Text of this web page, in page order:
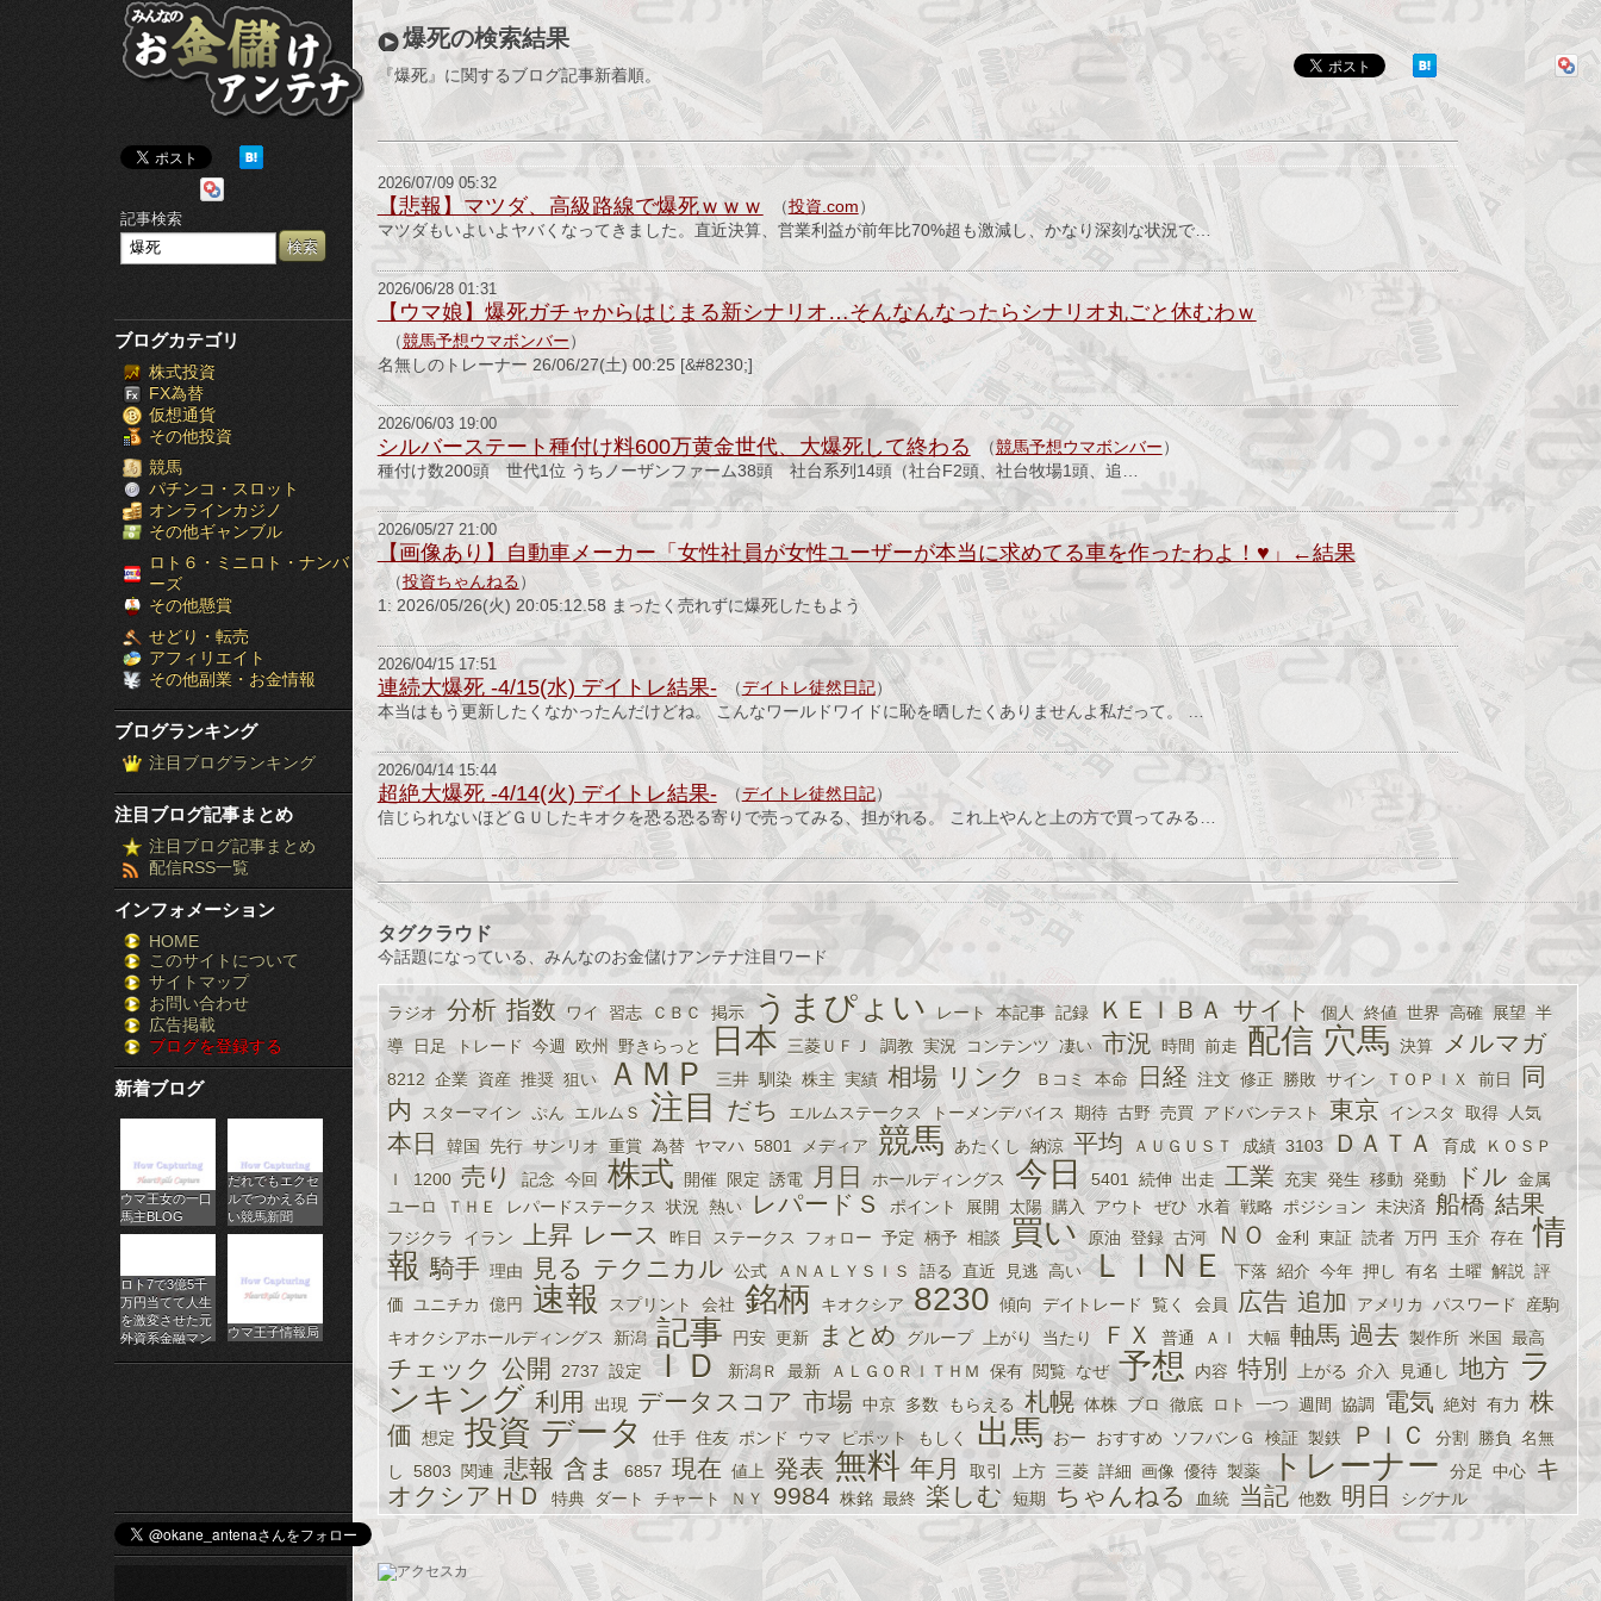
み
ん
な
の
お
金
儲
け
ア
ン
テ
ナ
［ブ
ロ
グ
ラ
ン
キ
ン
グ］-
株
FX
競
馬
パ
チ
ス
ロ
オ
ン
ラ
イ
ン
カ
ジ
記事検索
ブログカテゴリ
株式投資
FX為替
仮想通貨
その他投資
競馬
パチンコ・スロット
オンラインカジノ
その他ギャンブル
ロト６・ミニロト・ナンバ
ーズ
その他懸賞
せどり・転売
アフィリエイト
その他副業・お金情報
ブログランキング
注目ブログランキング
注目ブログ記事まとめ
注目ブログ記事まとめ
配信RSS一覧
インフォメーション
HOME
このサイトについて
サイトマップ
お問い合わせ
広告掲載
ブログを登録する
新着ブログ
ウマ王女の一口
馬主BLOG
だれでもエクセ
ルでつかえる白
い競馬新聞
ロト7で3億5千
万円当てて人生
を激変させた元
外資系金融マン
ウマ王子情報局
爆死の検索結果
『爆死』に関するブログ記事新着順。
2026/07/09 05:32
【悲報】マツダ、高級路線で爆死ｗｗｗ （投資.com）
マツダもいよいよヤバくなってきました。直近決算、営業利益が前年比70%超も激減し、かなり深刻な状況で…
2026/06/28 01:31
【ウマ娘】爆死ガチャからはじまる新シナリオ…そんなんなったらシナリオ丸ごと休むわｗ
（競馬予想ウマボンバー）
名無しのトレーナー 26/06/27(土) 00:25 [&#8230;]
2026/06/03 19:00
シルバーステート種付け料600万黄金世代、大爆死して終わる （競馬予想ウマボンバー）
種付け数200頭 世代1位 うちノーザンファーム38頭 社台系列14頭（社台F2頭、社台牧場1頭、追…
2026/05/27 21:00
【画像あり】自動車メーカー「女性社員が女性ユーザーが本当に求めてる車を作ったわよ！♥」←結果
（投資ちゃんねる）
1: 2026/05/26(火) 20:05:12.58 まったく売れずに爆死したもよう
2026/04/15 17:51
連続大爆死 -4/15(水) デイトレ結果- （デイトレ徒然日記）
本当はもう更新したくなかったんだけどね。 こんなワールドワイドに恥を晒したくありませんよ私だって。 …
2026/04/14 15:44
超絶大爆死 -4/14(火) デイトレ結果- （デイトレ徒然日記）
信じられないほどＧＵしたキオクを恐る恐る寄りで売ってみる、担がれる。 これ上やんと上の方で買ってみる…
タグクラウド
今話題になっている、みんなのお金儲けアンテナ注目ワード
ラジオ 分析 指数 ワイ 習志 ＣＢＣ 掲示 うまぴょい レート 本記事 記録 ＫＥＩＢＡ サイト 個人 終値 世界 高確 展望 半
導
日足 トレード 今週 欧州 野きらっと 日本 三菱ＵＦＪ 調教 実況 コンテンツ 凄い 市況 時間 前走 配信 穴馬 決算 メルマガ
8212 企業 資産 推奨 狙い ＡＭＰ 三井 馴染 株主 実績 相場 リンク Ｂコミ 本命 日経 注文 修正 勝敗 サイン ＴＯＰＩＸ 前日
同
内
スターマイン ぷん エルムＳ 注目 だち エルムステークス トーメンデバイス 期待 古野 売買 アドバンテスト 東京 インスタ 取得 人気
本日 韓国 先行 サンリオ 重賞 為替 ヤマハ 5801 メディア 競馬 あたくし 納涼 平均 ＡＵＧＵＳＴ 成績 3103 ＤＡＴＡ 育成
ＫＯＳＰ
Ｉ
1200 売り 記念 今回 株式 開催 限定 誘電 月日 ホールディングス 今日 5401 続伸 出走 工業 充実 発生 移動 発動 ドル 金属
ユーロ
ＴＨＥ レパードステークス 状況 熱い レパードＳ ポイント 展開 太陽 購入 アウト ぜひ 水着 戦略 ポジション 未決済 船橋 結果
フジクラ イラン 上昇 レース 昨日 ステークス フォロー 予定 柄予 相談 買い 原油 登録 古河 ＮＯ 金利 東証 読者 万円 玉介 存在 情
報 騎手 理由 見る テクニカル 公式 ＡＮＡＬＹＳＩＳ 語る 直近 見逃 高い ＬＩＮＥ 下落 紹介 今年 押し 有名 土曜 解説
評
価
ユニチカ 億円 速報 スプリント 会社 銘柄 キオクシア 8230 傾向 デイトレード 覧く 会員 広告 追加 アメリカ パスワード
産駒
キオクシアホールディングス
新潟 記事 円安 更新 まとめ グループ 上がり 当たり ＦＸ 普通 ＡＩ 大幅 軸馬 過去 製作所 米国 最高
チェック 公開 2737 設定 ＩＤ 新潟Ｒ 最新 ＡＬＧＯＲＩＴＨＭ 保有 閲覧 なぜ 予想 内容 特別 上がる 介入 見通し 地方 ラ
ンキング 利用 出現 データスコア 市場 中京 多数 もらえる 札幌 体株 ブロ 徹底 ロト 一つ 週間 協調 電気 絶対 有力
株
価 想定 投資 データ 仕手 住友 ポンド ウマ ピポット もしく 出馬 おー おすすめ ソフバンＧ 検証 製鉄 ＰＩＣ 分割 勝負
名無
し
5803 関連 悲報 含ま 6857 現在 値上 発表 無料 年月 取引 上方 三菱 詳細 画像 優待 製薬 トレーナー 分足 中心
キ
オクシアＨＤ 特典 ダート チャート ＮＹ 9984 株銘 最終 楽しむ 短期 ちゃんねる 血統 当記 他数 明日 シグナル